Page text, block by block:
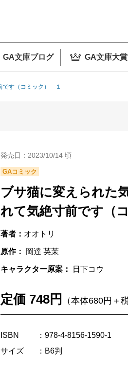
GA文庫ブログ GA文庫大賞
です（コミック） １
発売日：2023/10/14 頃
GAコミック
ブサ猫に変えられた
れて気絶寸前です（
著者： オオトリ
原作： 岡達 英茉
キャラクター原案： 日下コウ
定価 748円 （本体680円＋
ISBN
：978-4-8156-1590-1
サイズ
：B6判